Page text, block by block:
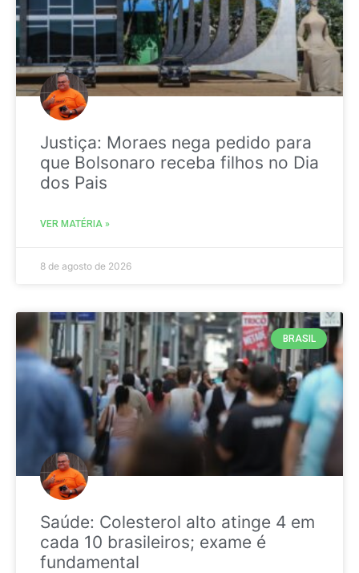
Justiça: Moraes nega pedido para
que Bolsonaro receba filhos no Dia
dos Pais
VER MATÉRIA »
8 de agosto de 2026
BRASIL
Saúde: Colesterol alto atinge 4 em
cada 10 brasileiros; exame é
fundamental